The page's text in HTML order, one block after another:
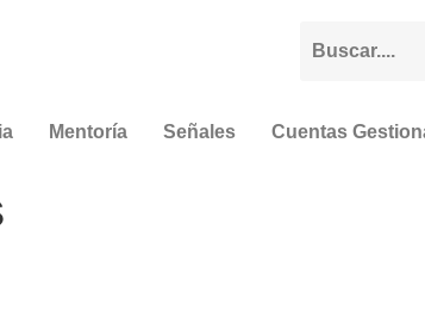
Mentoría Señales Cuentas